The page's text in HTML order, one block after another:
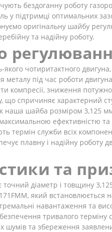
бездоганну роботу
у підтримці оптимальних
оригінальну шайбу
та надійну роботу.
чотиритактного
металу під час роботи
компресії, зниження
що спричиняє характерний
шайба розміром 3,125
ефективністю
термін служби всіх
плавну і надійну роботу
та
діаметр і товщину
який встановлюється
навантаження та
тривалого
шумів та збереження